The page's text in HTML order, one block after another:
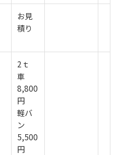
お見
積り
2ｔ
車
8,800
円
軽バ
ン
5,500
円